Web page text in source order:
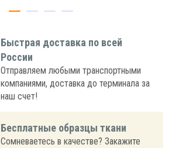
Быстрая доставка по всей
России
Отправляем любыми транспортными
компаниями, доставка до терминала за
наш счет!
Бесплатные образцы ткани
Сомневаетесь в качестве? Закажите